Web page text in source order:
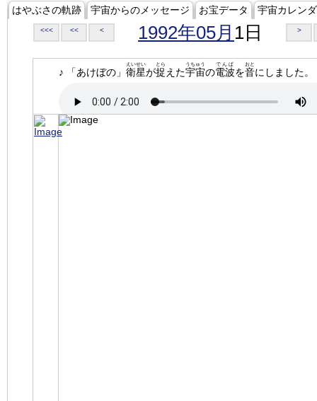
はやぶさの軌跡 宇宙からのメッセージ お宝データ 宇宙カレン
<<< << < 1992年05月 1日 >
♪ 「あけぼの」 衛星
えいせい
が捉
とら
えた宇宙
うちゅう
の電波
でんぱ
を音
おと
にしました。